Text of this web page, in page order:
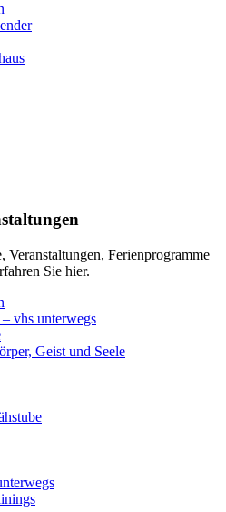
Veranstaltungen, Ferienprogramme
Sie hier.
vhs unterwegs
Geist und Seele